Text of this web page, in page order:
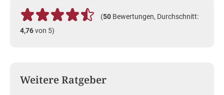
(50 Bewertungen, Durchschnitt:
4,76von 5)
Weitere Ratgeber